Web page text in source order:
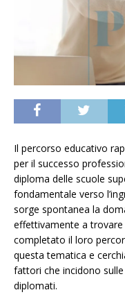
Il percorso educativo
per il successo
diploma delle scuole
fondamentale verso
sorge spontanea la
effettivamente a
completato il loro
questa tematica e
fattori che incidono
diplomati.